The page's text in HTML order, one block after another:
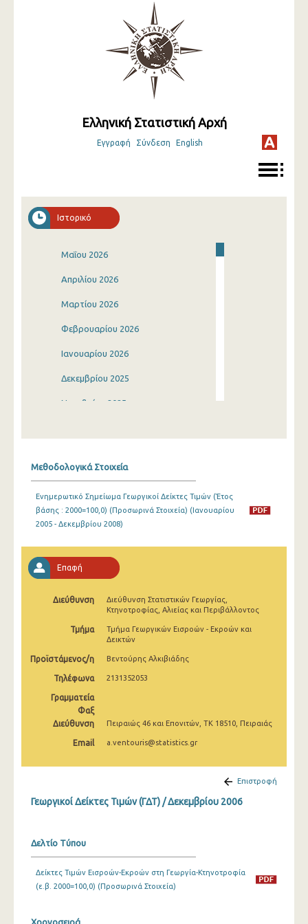
Ελληνική Στατιστική Αρχή
Εγγραφή Σύνδεση English
Ιστορικό
Μαΐου 2026
Απριλίου 2026
Μαρτίου 2026
Φεβρουαρίου 2026
Ιανουαρίου 2026
Δεκεμβρίου 2025
Νοεμβρίου 2025
Ιουλίου 2025
Ιουνίου 2025
Απριλίου 2025
Μαρτίου 2025
Φεβρουαρίου 2025
Δεκεμβρίου 2024
Νοεμβρίου 2024
Οκτωβρίου 2024
Ιουλίου 2024
Μαΐου 2024
Απριλίου 2024
Μεθοδολογικά Στοιχεία
Ενημερωτικό Σημείωμα Γεωργικοί Δείκτες Τιμών (Έτος
βάσης : 2000=100,0) (Προσωρινά Στοιχεία) (Ιανουαρίου
2005 - Δεκεμβρίου 2008)
Επαφή
Διεύθυνση
Διεύθυνση Στατιστικών Γεωργίας,
Κτηνοτροφίας, Αλιείας και Περιβάλλοντος
Τμήμα
Τμήμα Γεωργικών Εισροών - Εκροών και
Δεικτών
Προϊστάμενος/η Βεντούρης Αλκιβιάδης
Τηλέφωνα 2131352053
Γραμματεία
Φαξ
Διεύθυνση
Πειραιώς 46 και Επονιτών, ΤΚ 18510, Πειραιάς
Email a.ventouris@statistics.gr
Επιστροφή
Γεωργικοί Δείκτες Τιμών (ΓΔΤ) / Δεκεμβρίου 2006
Δελτίο Τύπου
Δείκτες Τιμών Εισροών-Εκροών στη Γεωργία-Κτηνοτροφία
(ε.β. 2000=100,0) (Προσωρινά Στοιχεία)
Χρονοσειρά